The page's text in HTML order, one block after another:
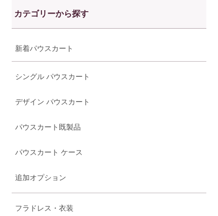
カテゴリーから探す
新着パウスカート
シングル パウスカート
デザイン パウスカート
パウスカート既製品
パウスカート ケース
追加オプション
フラドレス・衣装